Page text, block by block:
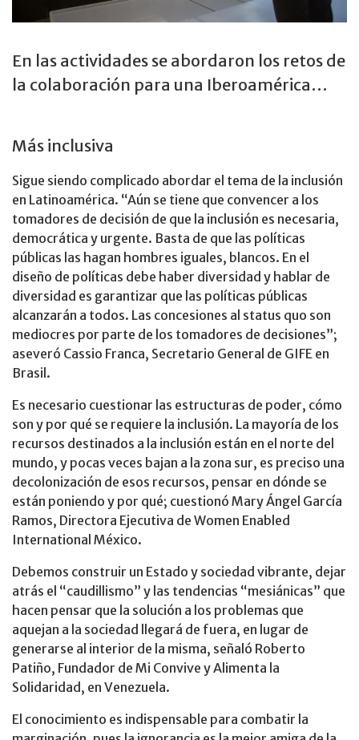
En las actividades se abordaron los retos de
la colaboración para una Iberoamérica…
Más inclusiva
Sigue siendo complicado abordar el tema de la inclusión
en Latinoamérica. “Aún se tiene que convencer a los
tomadores de decisión de que la inclusión es necesaria,
democrática y urgente. Basta de que las políticas
públicas las hagan hombres iguales, blancos. En el
diseño de políticas debe haber diversidad y hablar de
diversidad es garantizar que las políticas públicas
alcanzarán a todos. Las concesiones al status quo son
mediocres por parte de los tomadores de decisiones”;
aseveró Cassio Franca, Secretario General de GIFE en
Brasil.
Es necesario cuestionar las estructuras de poder, cómo
son y por qué se requiere la inclusión. La mayoría de los
recursos destinados a la inclusión están en el norte del
mundo, y pocas veces bajan a la zona sur, es preciso una
decolonización de esos recursos, pensar en dónde se
están poniendo y por qué; cuestionó Mary Ángel García
Ramos, Directora Ejecutiva de Women Enabled
International México.
Debemos construir un Estado y sociedad vibrante, dejar
atrás el “caudillismo” y las tendencias “mesiánicas” que
hacen pensar que la solución a los problemas que
aquejan a la sociedad llegará de fuera, en lugar de
generarse al interior de la misma, señaló Roberto
Patiño, Fundador de Mi Convive y Alimenta la
Solidaridad, en Venezuela.
El conocimiento es indispensable para combatir la